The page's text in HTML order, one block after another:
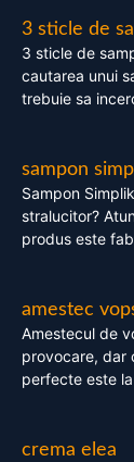
3 sticle de
3 sticle de
cautarea unui
trebuie sa
sampon
Sampon
stralucitor?
produs este
amestec
Amestecul de
provocare, dar
perfecte este
crema elea